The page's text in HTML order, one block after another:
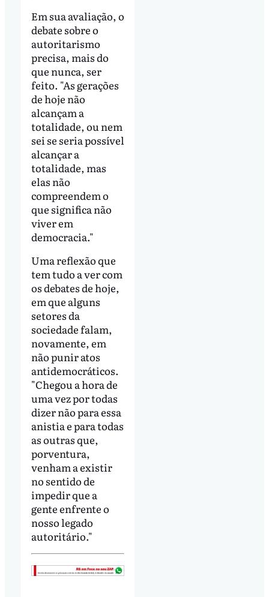
Em sua avaliação, o
debate sobre o
autoritarismo
precisa, mais do
que nunca, ser
feito. "As gerações
de hoje não
alcançam a
totalidade, ou nem
sei se seria possível
alcançar a
totalidade, mas
elas não
compreendem o
que significa não
viver em
democracia."
Uma reflexão que
tem tudo a ver com
os debates de hoje,
em que alguns
setores da
sociedade falam,
novamente, em
não punir atos
antidemocráticos.
"Chegou a hora de
uma vez por todas
dizer não para essa
anistia e para todas
as outras que,
porventura,
venham a existir
no sentido de
impedir que a
gente enfrente o
nosso legado
autoritário."